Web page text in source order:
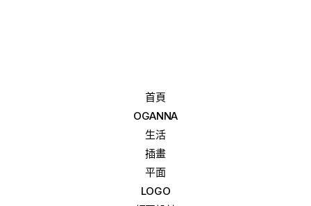
首頁
OGANNA
生活
插畫
平面
LOGO